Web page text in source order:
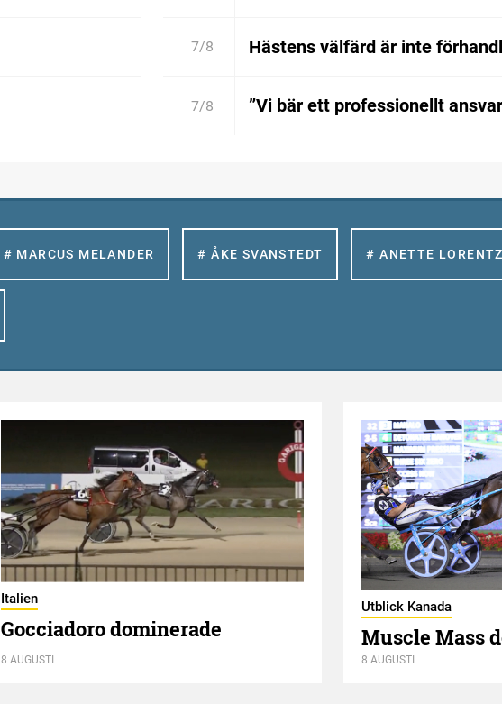
7/8 Hästens välfärd är inte
7/8 ”Vi bär ett professionellt
# MARCUS MELANDER # ÅKE SVANSTEDT # ANETTE
Italien
Gocciadoro dominerade
8 AUGUSTI
Utblick Kanada
Muscle Mass
8 AUGUSTI